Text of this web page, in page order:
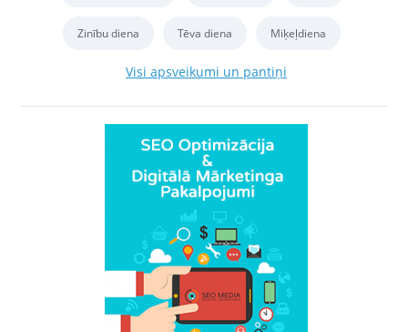
Zinību diena Tēva diena Miķeļdiena
Visi apsveikumi un pantiņi